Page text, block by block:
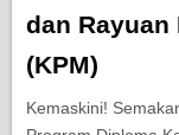
dan
(KPM)
Kemaskini!